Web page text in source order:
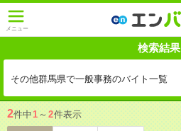
メニュー
検索結果
その他群馬県で一般事務のバイト一覧
2件中1 ～ 2件表示